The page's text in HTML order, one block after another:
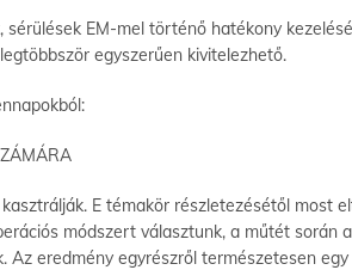
EM-mel történő hatékony
egyszerűen kivitelezhető.
E témakör részletezésétől most
módszert választunk, a műtét
Az eredmény egyrészről természetesen